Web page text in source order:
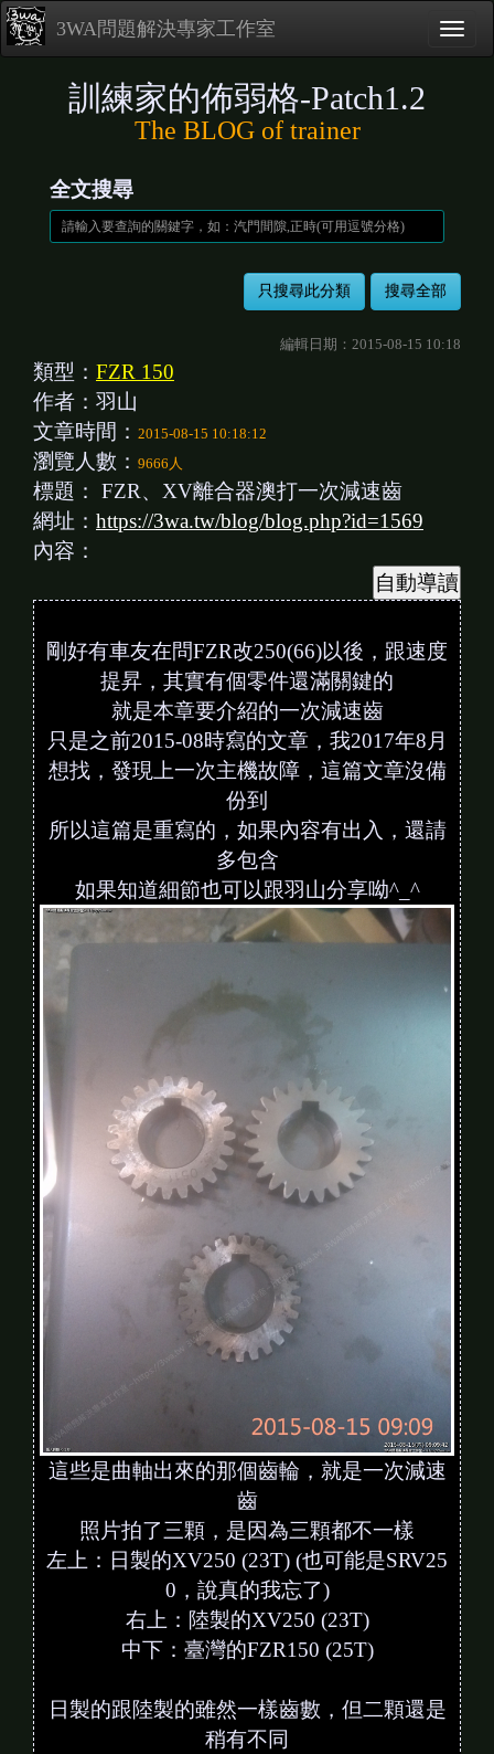
3WA問題解決專家工作室
訓練家的佈弱格-Patch1.2
The BLOG of trainer
全文搜尋
編輯日期：2015-08-15 10:18
類型： FZR 150
作者：羽山
文章時間： 2015-08-15 10:18:12
瀏覽人數： 9666人
標題： FZR、XV離合器澳打一次減速齒
網址： https://3wa.tw/blog/blog.php?id=1569
內容：
剛好有車友在問FZR改250(66)以後，跟速度
提昇，其實有個零件還滿關鍵的
就是本章要介紹的一次減速齒
只是之前2015-08時寫的文章，我2017年8月
想找，發現上一次主機故障，這篇文章沒備
份到
所以這篇是重寫的，如果內容有出入，還請
多包含
如果知道細節也可以跟羽山分享呦^_^
這些是曲軸出來的那個齒輪，就是一次減速
齒
照片拍了三顆，是因為三顆都不一樣
左上：日製的XV250 (23T) (也可能是SRV25
0，說真的我忘了)
右上：陸製的XV250 (23T)
中下：臺灣的FZR150 (25T)
日製的跟陸製的雖然一樣齒數，但二顆還是
稍有不同